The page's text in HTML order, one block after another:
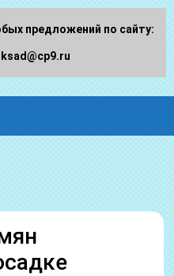
предложений по сайту: